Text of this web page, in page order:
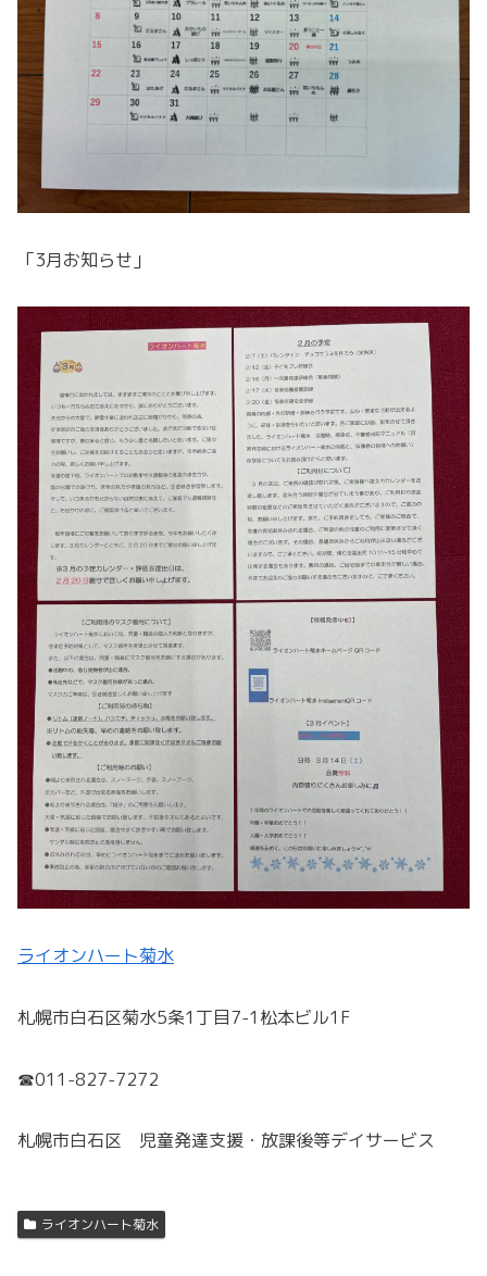
「3月お知らせ」
ライオンハート菊水
札幌市白石区菊水5条1丁目7-1松本ビル1F
☎011-827-7272
札幌市白石区 児童発達支援・放課後等デイサービス
ライオンハート菊水